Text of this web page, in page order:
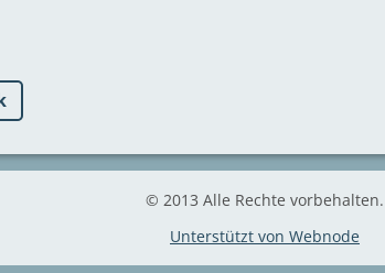
© 2013 Alle Rechte vorbehalten.
Unterstützt von Webnode